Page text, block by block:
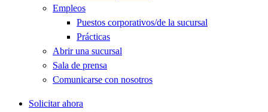
Empleos
Puestos corporativos/de la sucursal
Prácticas
Abrir una sucursal
Sala de prensa
Comunicarse con nosotros
Solicitar ahora